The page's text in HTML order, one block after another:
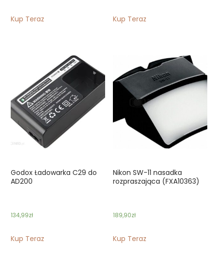
Kup Teraz Kup Teraz
Godox Ładowarka C29 do
AD200
134,99zł
Kup Teraz
Nikon SW-11 nasadka
rozpraszająca (FXA10363)
189,90zł
Kup Teraz